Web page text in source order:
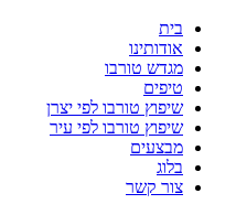
בית
אודותינו
מגדש טורבו
טיפים
שיפוץ טורבו לפי יצרן
שיפוץ טורבו לפי עיר
מבצעים
בלוג
צור קשר